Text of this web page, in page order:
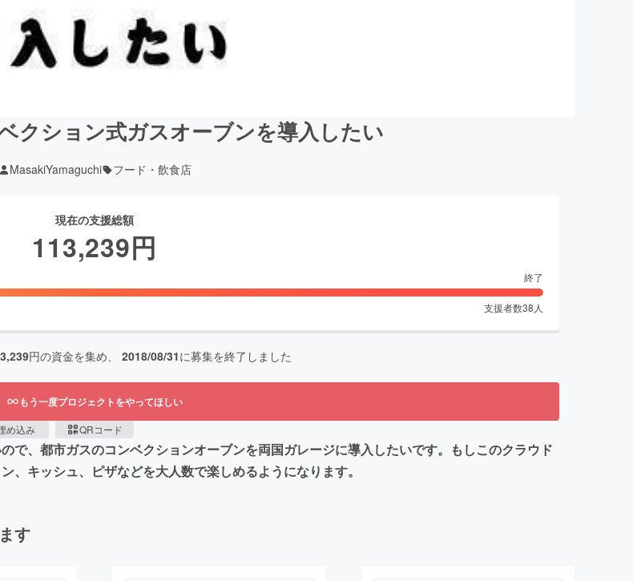
クション式ガスオーブンを導入したい
MasakiYamaguchi フード・飲食店
現在の支援総額
113,239円
終了
支援者数38 人
円の資金を集め、 2018/08/31に募集を終了しました
もう一度プロジェクトをやってほしい
め込み QRコード
で、都市ガスのコンベクションオーブンを両国ガレージに導入したいです。もしこのクラウド
キッシュ、ピザなどを大人数で楽しめるようになります。
す